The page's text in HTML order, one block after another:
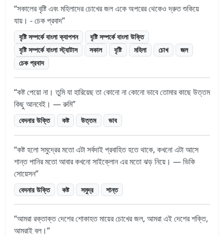
সকালের বৃষ্টি এবং মহিলাদের চোখের জল একে অপরের থেকেও দ্রুত শুকিয়ে
যায়। - চেক প্রবাদ
বৃষ্টি সম্পর্কে বাংলা ক্যাপশন
বৃষ্টি সম্পর্কে বাংলা উক্তি
বৃষ্টি সম্পর্কে বাংলা স্ট্যাটাস
সকাল বৃষ্টি মহিলা চোখ
জল
চেক প্রবাদ
কষ্ট পেয়ো না। তুমি যা হারিয়েছ তা কোনো না কোনো ভাবে তোমার কাছে উত্তম
কিছু আনবেই। — রুমি
বেদনার উক্তি কষ্ট উত্তম ভাব
কষ্ট হলো সমুদ্রের মতো এটা সর্বদাই প্রবাহিত হতে থাকে, কখনো এটা আসে
শান্ত পানির মতো আবার কখনো সাইক্লোন এর মতো ঝড় নিয়ে। — ভিকি
সোয়েসন
বেদনার উক্তি কষ্ট সমুদ্র শান্ত
আমরা রক্তাক্ত দেশের শোকাহত মায়ের চোখের জল, আমরা এই দেশের শক্তি,
আমরাই বল।